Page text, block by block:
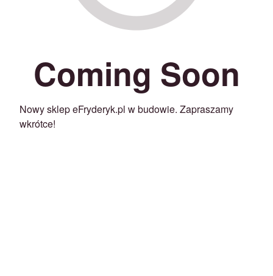
Coming Soon
Nowy sklep eFryderyk.pl w budowie. Zapraszamy
wkrótce!